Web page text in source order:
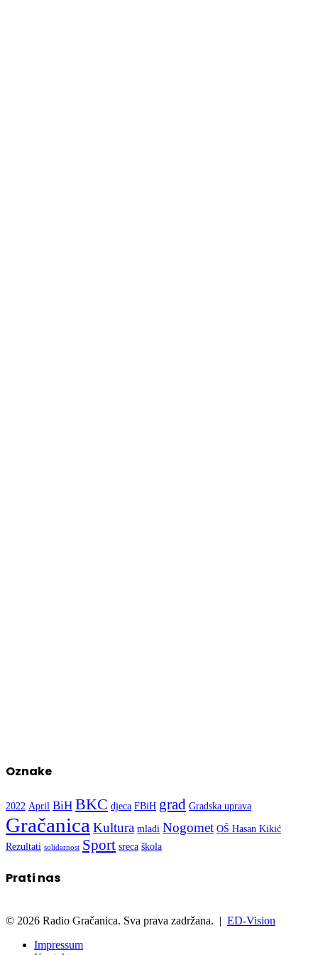
Oznake
2022 April BiH BKC djeca FBiH grad Gradska uprava
GračanicaKultura mladi Nogomet OŠ Hasan Kikić
Rezultati solidarnost Sport sreca škola
Prati nas
© 2026 Radio Gračanica. Sva prava zadržana. | ED-Vision
Impressum